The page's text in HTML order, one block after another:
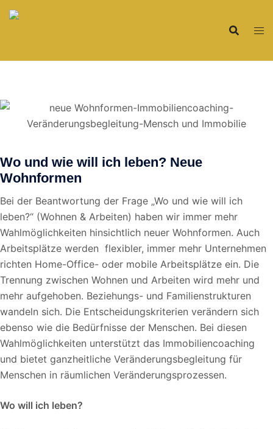
Zum
Wo und wie will ich leben? Neue
Wohnformen
Bei der Beantwortung der Frage „Wo und wie will ich
leben?“ (Wohnen & Arbeiten) haben wir immer mehr
Wahlmöglichkeiten hinsichtlich neuer Wohnformen. Auch
Arbeitsplätze werden flexibler, immer mehr Unternehmen
richten Home-Office- oder mobile Arbeitsplätze ein. Die
Trennung zwischen Wohnen und Arbeiten wird mehr und
mehr aufgehoben. Beziehungs- und Familienstrukturen
wandeln sich. Die Entscheidungskriterien verändern sich
ebenso wie die Bedürfnisse der Menschen. Bei diesen
Wahlmöglichkeiten unterstützt das Immobiliencoaching
und bietet ganzheitliche Veränderungsbegleitung für
Menschen in räumlichen Veränderungsprozessen.
Wo will ich leben?